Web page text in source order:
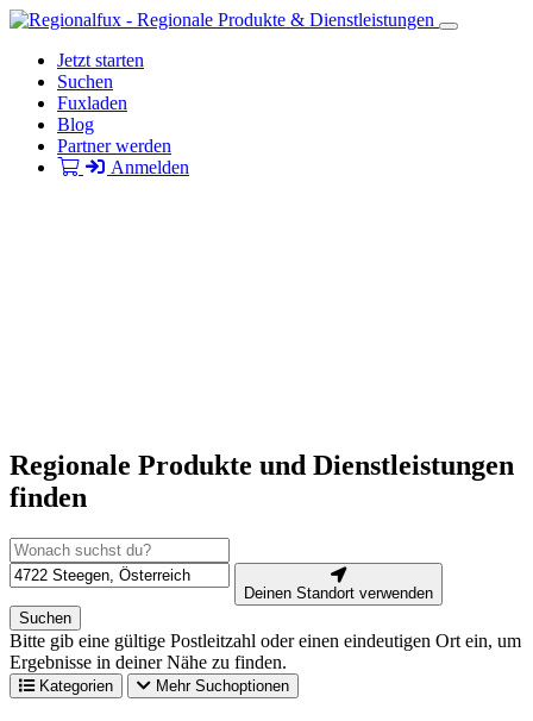
Jetzt starten
Suchen
Fuxladen
Blog
Partner werden
Anmelden
Regionale Produkte und Dienstleistungen
finden
Deinen Standort verwenden
Suchen
Bitte gib eine gültige Postleitzahl oder einen eindeutigen Ort ein, um
Ergebnisse in deiner Nähe zu finden.
Kategorien Mehr Suchoptionen